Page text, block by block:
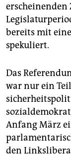
erscheinenden
bereits mit
spekuliert.
Das
war nur ein
Anfang März
den